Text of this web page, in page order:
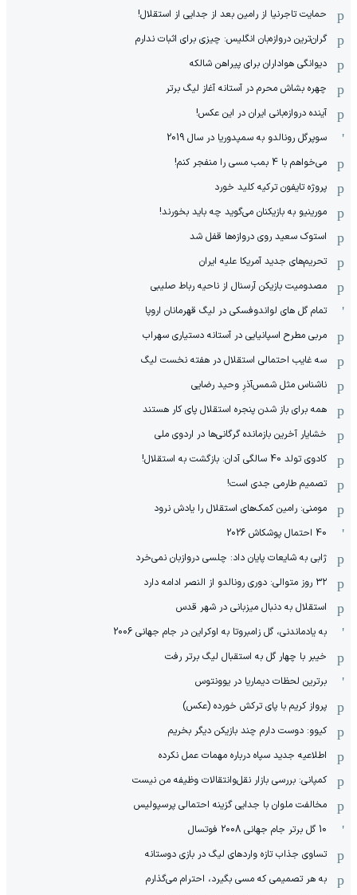
حمایت تاجرنیا از رامین بعد از جدایی از استقلال!
گران‌ترین دروازه‌بان انگلیس: چیزی برای اثبات ندارم
دیوانگی هواداران برای پیراهن شالکه
چهره بشاش محرم در آستانه آغاز لیگ برتر
آینده دروازه‌بانی ایران در این عکس!
سوپرگل رونالدو به سمپدوریا در سال 2019
می‌خواهم با 4 بمب مسی را منفجر کنم!
پروژه تایفون ترکیه کلید خورد
مورینیو به بازیکنان می‌گوید چه باید بخورند!
استوک سعید روی دروازه‌ها قفل شد
تحریم‌های جدید آمریکا علیه ایران
مصدومیت بازیکن آرسنال از ناحیه رباط صلیبی
تمام گل های لواندوفسکی در لیگ قهرمانان اروپا
مربی مطرح اسپانیایی در آستانه دستیاری سهراب
سه غایب احتمالی استقلال در هفته نخست لیگ
ناشناس مثل شمس‌آذرِ وحید رضایی
همه برای باز شدن پنجره استقلال پای کار هستند
خشایار آخرین بازمانده گرگانی‌ها در اردوی ملی
کادوی تولد 40 سالگی آدان: بازگشت به استقلال!
تصمیم طارمی جدی است!
مومنی: رامین کمک‌های استقلال را یادش نرود
40 احتمال پوشکاش 2026
ژابی به شایعات پایان داد: چلسی دروازبان نمی‌خرد
۳۲ روز متوالی: دوری رونالدو از النصر ادامه دارد
استقلال به دنبال میزبانی در شهر قدس
به یادماندنی، گل زامبروتا به اوکراین در جام جهانی 2006
خیبر با چهار گل به استقبال لیگ برتر رفت
برترین لحظات دیماریا در یوونتوس
پرواز کریم با پای ترکش خورده (عکس)
کیوو: دوست دارم چند بازیکن دیگر بخریم
اطلاعیه جدید سپاه درباره مهمات عمل نکرده
کمپانی: بررسی بازار نقل‌وانتقالات وظیفه من نیست
مخالفت ملوان با جدایی گزینه احتمالی پرسپولیس
10 گل برتر جام جهانی 2008 فوتسال
تساوی جذاب تازه واردهای لیگ در بازی دوستانه
به هر تصمیمی که مسی بگیرد، احترام می‌گذارم